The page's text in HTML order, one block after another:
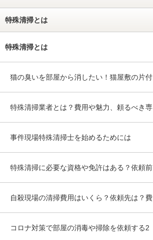
特殊清掃とは
特殊清掃とは
猫の臭いを部屋から消したい！猫屋敷の片付
特殊清掃業者とは？費用や魅力、頼るべき専
事件現場特殊清掃士を始めるためには
特殊清掃に必要な資格や免許はある？依頼前
自殺現場の清掃費用はいくら？依頼先は？費
コロナ対策で部屋の消毒や掃除を依頼する2